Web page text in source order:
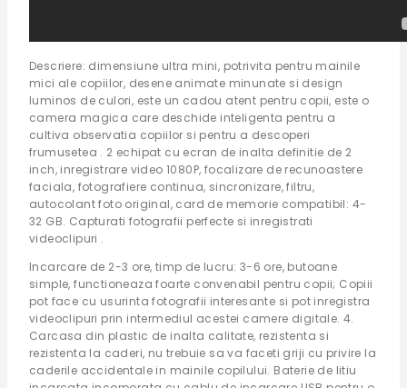
Descriere: dimensiune ultra mini, potrivita pentru mainile
mici ale copiilor, desene animate minunate si design
luminos de culori, este un cadou atent pentru copii, este o
camera magica care deschide inteligenta pentru a
cultiva observatia copiilor si pentru a descoperi
frumusetea . 2 echipat cu ecran de inalta definitie de 2
inch, inregistrare video 1080P, focalizare de recunoastere
faciala, fotografiere continua, sincronizare, filtru,
autocolant foto original, card de memorie compatibil: 4-
32 GB. Capturati fotografii perfecte si inregistrati
videoclipuri .
Incarcare de 2-3 ore, timp de lucru: 3-6 ore, butoane
simple, functioneaza foarte convenabil pentru copii; Copiii
pot face cu usurinta fotografii interesante si pot inregistra
videoclipuri prin intermediul acestei camere digitale. 4.
Carcasa din plastic de inalta calitate, rezistenta si
rezistenta la caderi, nu trebuie sa va faceti griji cu privire la
caderile accidentale in mainile copilului. Baterie de litiu